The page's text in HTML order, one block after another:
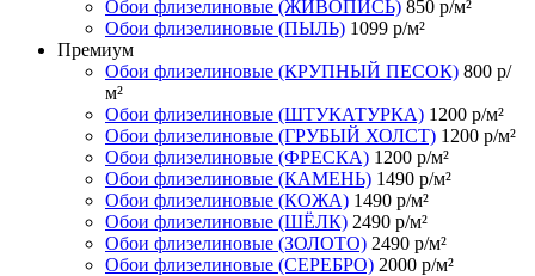
Обои флизелиновые (ЖИВОПИСЬ) 850 р/м²
Обои флизелиновые (ПЫЛЬ) 1099 р/м²
Премиум
Обои флизелиновые (КРУПНЫЙ ПЕСОК) 800 р/
м²
Обои флизелиновые (ШТУКАТУРКА) 1200 р/м²
Обои флизелиновые (ГРУБЫЙ ХОЛСТ) 1200 р/м²
Обои флизелиновые (ФРЕСКА) 1200 р/м²
Обои флизелиновые (КАМЕНЬ) 1490 р/м²
Обои флизелиновые (КОЖА) 1490 р/м²
Обои флизелиновые (ШЁЛК) 2490 р/м²
Обои флизелиновые (ЗОЛОТО) 2490 р/м²
Обои флизелиновые (СЕРЕБРО) 2000 р/м²